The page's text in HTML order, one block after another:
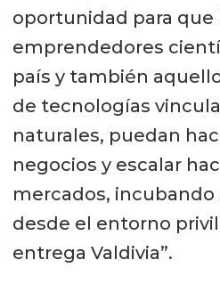
oportunidad para que
emprendedores
país y también
de tecnologías
naturales, puedan
negocios y escalar
mercados, incubando
desde el entorno
entrega Valdivia”.